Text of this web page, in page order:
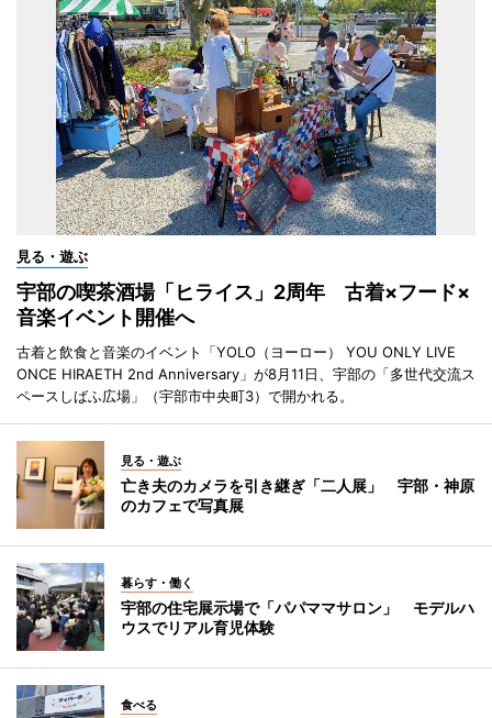
見る・遊ぶ
宇部の喫茶酒場「ヒライス」2周年 古着×フード×
音楽イベント開催へ
古着と飲食と音楽のイベント「YOLO（ヨーロー） YOU ONLY LIVE
ONCE HIRAETH 2nd Anniversary」が8月11日、宇部の「多世代交流ス
ペースしばふ広場」（宇部市中央町3）で開かれる。
見る・遊ぶ
亡き夫のカメラを引き継ぎ「二人展」 宇部・神原
のカフェで写真展
暮らす・働く
宇部の住宅展示場で「パパママサロン」 モデルハ
ウスでリアル育児体験
食べる